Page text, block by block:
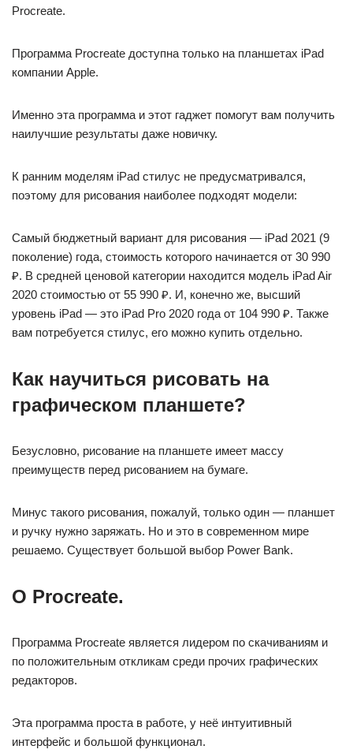
Procreate.
Программа Procreate доступна только на планшетах iPad
компании Apple.
Именно эта программа и этот гаджет помогут вам получить
наилучшие результаты даже новичку.
К ранним моделям iPad стилус не предусматривался,
поэтому для рисования наиболее подходят модели:
Самый бюджетный вариант для рисования — iPad 2021 (9
поколение) года, стоимость которого начинается от 30 990
₽. В средней ценовой категории находится модель iPad Air
2020 стоимостью от 55 990 ₽. И, конечно же, высший
уровень iPad — это iPad Pro 2020 года от 104 990 ₽. Также
вам потребуется стилус, его можно купить отдельно.
Как научиться рисовать на
графическом планшете?
Безусловно, рисование на планшете имеет массу
преимуществ перед рисованием на бумаге.
Минус такого рисования, пожалуй, только один — планшет
и ручку нужно заряжать. Но и это в современном мире
решаемо. Существует большой выбор Power Bank.
О Procreate.
Программа Procreate является лидером по скачиваниям и
по положительным откликам среди прочих графических
редакторов.
Эта программа проста в работе, у неё интуитивный
интерфейс и большой функционал.